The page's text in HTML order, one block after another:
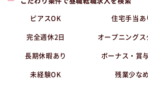
ピアスOK 住宅手当あ
完全週休2日 オープニングス
長期休暇あり ボーナス・賞
未経験OK 残業少なめ